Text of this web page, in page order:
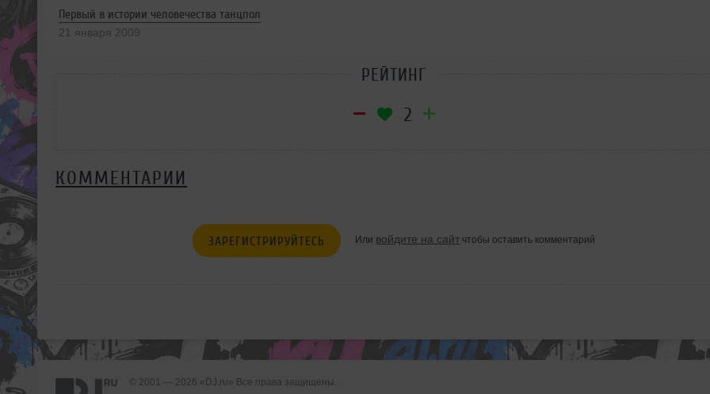
Первый в истории человечества танцпол
21 января 2009
РЕЙТИНГ
2
КОММЕНТАРИИ
ЗАРЕГИСТРИРУЙТЕСЬ Или войдите на сайт чтобы оставить комментарий
© 2001 — 2026 «DJ.ru» Все права защищены.